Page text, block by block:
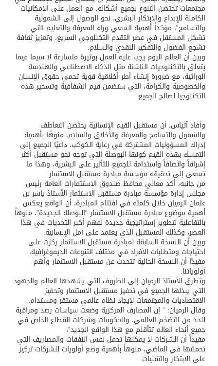
مجتمعات تحتضن التنوع بجميع أشكاله، مع العمل على الامكانيات
الكاملة للإبداع والابتكار البشري، نحو الوصول إلى الشمولية
والتسامح”، مؤكداً أهمية السعي وراء المعرفة والتعليم التي
تشكل المستقل في عصر التقدم التكنلوجي السريع، وتعزيز ثقافة
تشجع الفضول والتفكير النقدي والسلام.
وبين أن العالم اليوم يجب عليه العمل بوتيرة متسارعة لا سيما فيما
يتعلق بالتكنلوجيات الناشئة مثل الذكاء الاصطناعي والهندسة
الوراثية، مع ضرورة إنشاء أطر أخلاقية قوية تحمي حقوق الإنسان
والخصوصية والكرامة، التي ستضمن قيم الشفافية وتسخير هذه
التكنلوجيا لصالح الجميع.
وأفاد آتياس، أن مستقبل القيم الإنسانية يحتضن التعاطف
والشمول والتسامح والمعرفة والأخلاق والسلام، منوهًا بأهمية
إدراك المسؤوليات المشتركة في رعاية الكوكب، داعيًا الجميع إلى
التمسك بهذه القيم كونها البوصلة التي توجه نحو مستقبل أكثر
إشراقاً وانصافاً واستدامة للجميع للتأثير على البشرية، وهذا ما
تسعى إلى تحقيقه مؤسسة مبادرة مستقبل الاستثمار.
من جانبه، أكد معالي محافظ صندوق الاستثمارات العامة رئيس
مجلس إدارة مؤسسة مبادرة مستقبل الاستثمار الأستاذ ياسر بن
عثمان الرميان خلال كلمته في افتتاح المبادرة، أن الواقع يعكس
أهمية موضوع مبادرة مستقبل الاستثمار “البوصلة الجديدة”، منوهاً
بالتفاعلية لتطوير إستراتيجية جديدة لفهم أكبر التحديات في هذا
العصر، وكذلك المستقبل الذي يعتمد على أمل الإنسانية.
وبين أن النسخة السابقة لمبادرة مستقبل الاستثمار ركزت على
احتياجات ومتطلبات الأفراد في مختلف التنوعات الديموغرافية،
مفيدًا أن النسخة الحالية تتحدث عن مستقبل الاستثمار وأهم
أولوياتنا.
وتطرق الأستاذ الرميان إلى الظروف التي يشهدها العالم والجهود
التي يبذلها الجميع في تحفيز مستقبل الاستثمار وتحفيز
الاقتصاديات والمجتمعات لإيجاد نظام عالمي مستقر ومستدام.
وقال الرميان: ” إن المصارف المركزية وضعت سياسات رصد ومراقبة
للحد من التضخم العالمي، والحكومات وشركات القطاع الخاص في
جميع أنحاء العالم تتأقلم مع هذا الواقع الجديد”،
مفيداً أن الشركات لا يمكنها تحمل نفس النفقات والمصاريف التي
تحملتها في الماضي، منوهاً بأهمية وضع أولويات للشركات تركيز
على الابتكار والتقنيات.